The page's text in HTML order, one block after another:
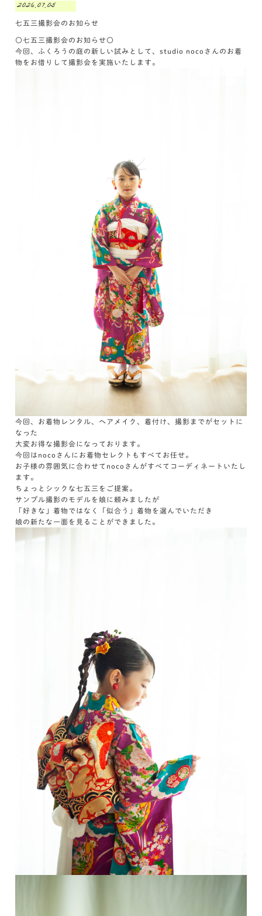
2026.07.05
七五三撮影会のお知らせ
〇七五三撮影会のお知らせ〇
今回、ふくろうの庭の新しい試みとして、studio nocoさんのお着
物をお借りして撮影会を実施いたします。
今回、お着物レンタル、ヘアメイク、着付け、撮影までがセットに
なった
大変お得な撮影会になっております。
今回はnocoさんにお着物セレクトもすべてお任せ。
お子様の雰囲気に合わせてnocoさんがすべてコーディネートいたし
ます。
ちょっとシックな七五三をご提案。
サンプル撮影のモデルを娘に頼みましたが
「好きな」着物ではなく「似合う」着物を選んでいただき
娘の新たな一面を見ることができました。